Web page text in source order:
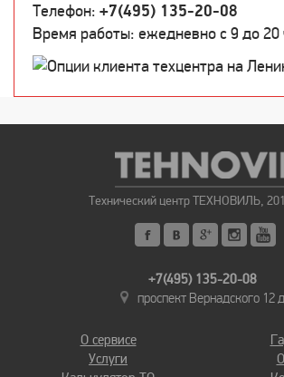
Телефон: +7(495) 135-20-08
Время работы: ежедневно c 9 до 20
Технический центр ТЕХНОВИЛЬ,
+7(495) 135-20-08
проспект Вернадского 12 д
О сервисе
Услуги